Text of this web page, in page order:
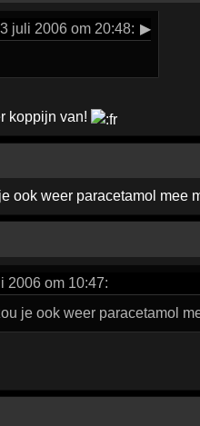
juli 2006 om 20:48: ▶
koppijn van!
ook weer paracetamol mee
2006 om 10:47:
je ook weer paracetamol